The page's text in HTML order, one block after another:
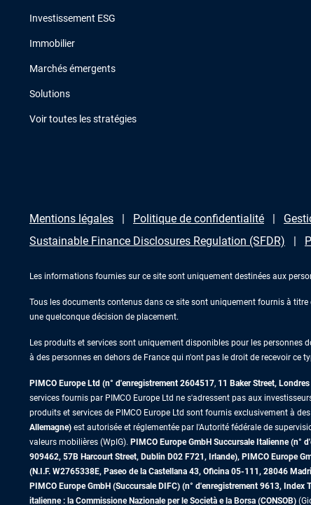
Investissement ESG
Immobilier
Marchés émergents
Solutions
Voir toutes les stratégies
Mentions légales Politique de confidentialité
Sustainable Finance Disclosures Regulation (SFDR)
Les informations fournies sur ce site sont uniquement destinées aux
Tous les documents contenus dans ce site sont uniquement fournis à
une quelconque décision de placement.
Les produits et services sont uniquement disponibles pour les
à des personnes en dehors de France qui n'ont pas le droit de recevoir ce
PIMCO Europe Ltd (n° d'enregistrement 2604517, 11 Baker Street,
services fournis par PIMCO Europe Ltd ne s'adressent pas aux
produits et services de PIMCO Europe Ltd sont fournis exclusivement à
Allemagne) est autorisée et réglementée par l'Autorité fédérale de
valeurs mobilières (WpIG). PIMCO Europe GmbH Succursale Italienne
909462, 57B Harcourt Street, Dublin D02 F721, Irlande), PIMCO Europe
(N.I.F. W2765338E, Paseo de la Castellana 43, Oficina 05-111, 28046
PIMCO Europe GmbH (Succursale DIFC) (n° d'enregistrement 9613,
italienne : la Commissione Nazionale per le Società e la Borsa (CONSOB)